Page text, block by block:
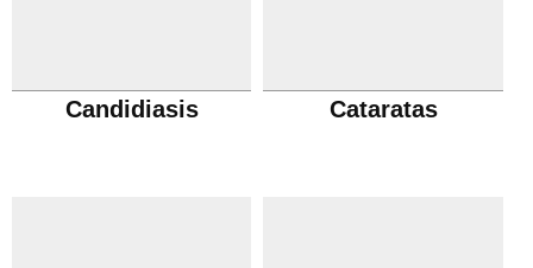
Candidiasis Cataratas